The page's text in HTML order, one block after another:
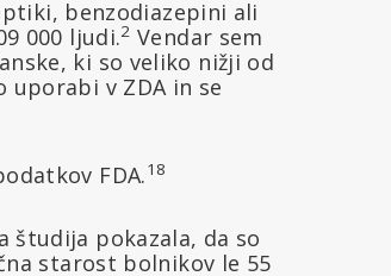
benzodiazepini ali
000 ljudi.2 Vendar sem
ki so veliko nižji od
v ZDA in se
FDA.18
študija pokazala, da so
starost bolnikov le 55